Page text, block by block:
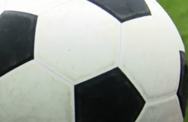
Bekijk alle foto's